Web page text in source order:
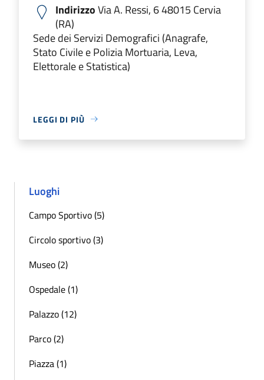
IndirizzoVia A. Ressi, 6 48015 Cervia
(RA)
Sede dei Servizi Demografici (Anagrafe,
Stato Civile e Polizia Mortuaria, Leva,
Elettorale e Statistica)
LEGGI DI PIÙ
Luoghi
Campo Sportivo (5)
Circolo sportivo (3)
Museo (2)
Ospedale (1)
Palazzo (12)
Parco (2)
Piazza (1)